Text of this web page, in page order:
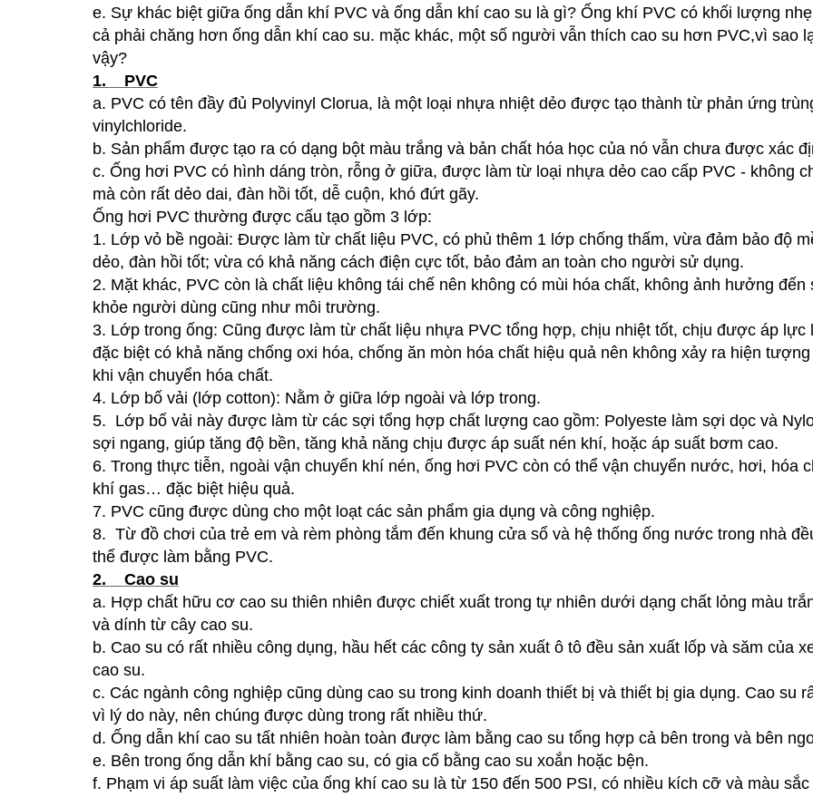
e. Sự khác biệt giữa ống dẫn khí PVC và ống dẫn khí cao su là gì? Ống khí PVC có khối lượng
cả phải chăng hơn ống dẫn khí cao su. mặc khác, một số người vẫn thích cao su hơn PVC,vì sao
vậy?
1. PVC
a. PVC có tên đầy đủ Polyvinyl Clorua, là một loại nhựa nhiệt dẻo được tạo thành từ phản ứng
vinylchloride.
b. Sản phẩm được tạo ra có dạng bột màu trắng và bản chất hóa học của nó vẫn chưa được xác
c. Ống hơi PVC có hình dáng tròn, rỗng ở giữa, được làm từ loại nhựa dẻo cao cấp PVC - không
mà còn rất dẻo dai, đàn hồi tốt, dễ cuộn, khó đứt gãy.
Ống hơi PVC thường được cấu tạo gồm 3 lớp:
1. Lớp vỏ bề ngoài: Được làm từ chất liệu PVC, có phủ thêm 1 lớp chống thấm, vừa đảm bảo độ
dẻo, đàn hồi tốt; vừa có khả năng cách điện cực tốt, bảo đảm an toàn cho người sử dụng.
2. Mặt khác, PVC còn là chất liệu không tái chế nên không có mùi hóa chất, không ảnh hưởng đến
khỏe người dùng cũng như môi trường.
3. Lớp trong ống: Cũng được làm từ chất liệu nhựa PVC tổng hợp, chịu nhiệt tốt, chịu được áp lực
đặc biệt có khả năng chống oxi hóa, chống ăn mòn hóa chất hiệu quả nên không xảy ra hiện
khi vận chuyển hóa chất.
4. Lớp bố vải (lớp cotton): Nằm ở giữa lớp ngoài và lớp trong.
5. Lớp bố vải này được làm từ các sợi tổng hợp chất lượng cao gồm: Polyeste làm sợi dọc và
sợi ngang, giúp tăng độ bền, tăng khả năng chịu được áp suất nén khí, hoặc áp suất bơm cao.
6. Trong thực tiễn, ngoài vận chuyển khí nén, ống hơi PVC còn có thể vận chuyển nước, hơi, hóa
khí gas… đặc biệt hiệu quả.
7. PVC cũng được dùng cho một loạt các sản phẩm gia dụng và công nghiệp.
8. Từ đồ chơi của trẻ em và rèm phòng tắm đến khung cửa sổ và hệ thống ống nước trong nhà
thể được làm bằng PVC.
2. Cao su
a. Hợp chất hữu cơ cao su thiên nhiên được chiết xuất trong tự nhiên dưới dạng chất lỏng màu
và dính từ cây cao su.
b. Cao su có rất nhiều công dụng, hầu hết các công ty sản xuất ô tô đều sản xuất lốp và săm của
cao su.
c. Các ngành công nghiệp cũng dùng cao su trong kinh doanh thiết bị và thiết bị gia dụng. Cao su
vì lý do này, nên chúng được dùng trong rất nhiều thứ.
d. Ống dẫn khí cao su tất nhiên hoàn toàn được làm bằng cao su tổng hợp cả bên trong và bên
e. Bên trong ống dẫn khí bằng cao su, có gia cố bằng cao su xoắn hoặc bện.
f. Phạm vi áp suất làm việc của ống khí cao su là từ 150 đến 500 PSI, có nhiều kích cỡ và màu sắc